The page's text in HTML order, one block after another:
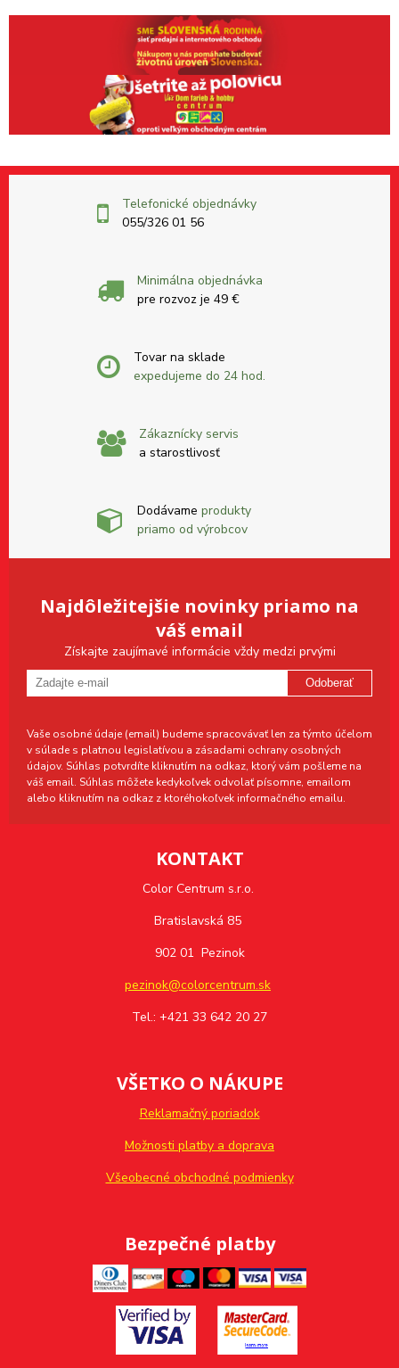
Telefonické objednávky
055/326 01 56
Minimálna objednávka
pre rozvoz je 49 €
Tovar na sklade
expedujeme do 24 hod.
Zákaznícky servis
a starostlivosť
Dodávame produkty
priamo od výrobcov
Najdôležitejšie novinky priamo na
váš email
Získajte zaujímavé informácie vždy medzi prvými
Odoberať
Vaše osobné údaje (email) budeme spracovávať len za týmto účelom
v súlade s platnou legislatívou a zásadami ochrany osobných
údajov. Súhlas potvrdíte kliknutím na odkaz, ktorý vám pošleme na
váš email. Súhlas môžete kedykoľvek odvolať písomne, emailom
alebo kliknutím na odkaz z ktoréhokoľvek informačného emailu.
KONTAKT
Color Centrum s.r.o.
Bratislavská 85
902 01 Pezinok
pezinok@colorcentrum.sk
Tel.: +421 33 642 20 27
VŠETKO O NÁKUPE
Reklamačný poriadok
Možnosti platby a doprava
Všeobecné obchodné podmienky
Bezpečné platby